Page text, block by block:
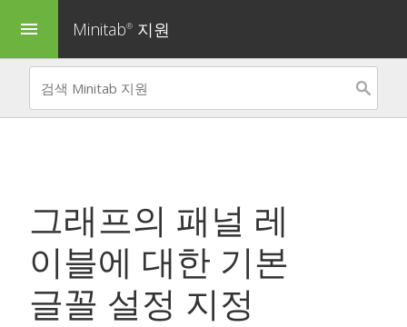
menu Minitab® 지원
그래프의 패널 레
이블에 대한 기본
글꼴 설정 지정